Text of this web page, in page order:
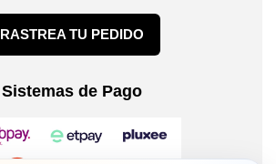
RASTREA TU PEDIDO
Sistemas de Pago